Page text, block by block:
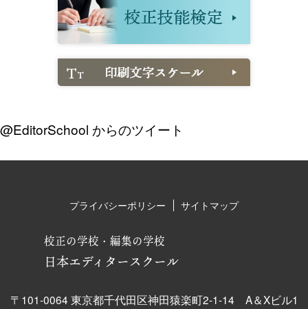
@EditorSchool からのツイート
校正の学校・編集の学校
日本エディタースクール
〒101-0064 東京都千代田区神田猿楽町2-1-14 A＆Xビル1
プライバシーポリシー サイトマップ